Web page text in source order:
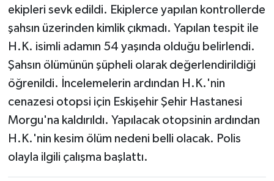
ekipleri sevk edildi. Ekiplerce yapılan kontrollerde
şahsın üzerinden kimlik çıkmadı. Yapılan tespit ile
H.K. isimli adamın 54 yaşında olduğu belirlendi.
Şahsın ölümünün şüpheli olarak değerlendirildiği
öğrenildi. İncelemelerin ardından H.K.'nin
cenazesi otopsi için Eskişehir Şehir Hastanesi
Morgu'na kaldırıldı. Yapılacak otopsinin ardından
H.K.'nin kesim ölüm nedeni belli olacak. Polis
olayla ilgili çalışma başlattı.